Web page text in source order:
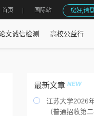
首页 国际站 您好,请
文诚信检测 高校公益行
最新文章

江苏大学2026
（普通招收第